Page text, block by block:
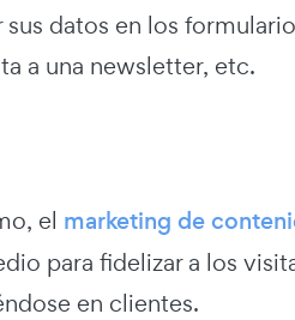
datos en los
a una newsletter, etc.
el marketing de
para fidelizar a los
en clientes.